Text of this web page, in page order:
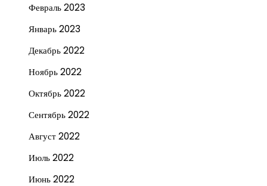
Февраль 2023
Январь 2023
Декабрь 2022
Ноябрь 2022
Октябрь 2022
Сентябрь 2022
Август 2022
Июль 2022
Июнь 2022